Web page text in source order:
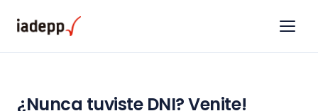
¿Nunca tuviste DNI? Venite!